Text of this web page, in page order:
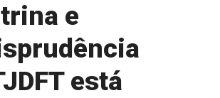
e
está